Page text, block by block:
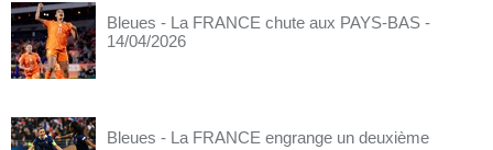
Bleues - La FRANCE chute aux PAYS-BAS -
14/04/2026
Bleues - La FRANCE engrange un deuxième